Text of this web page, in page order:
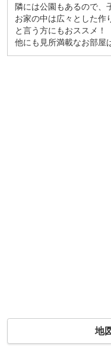
隣には公園もあるので、
お家の中は広々とした作
と言う方にもおススメ！
他にも見所満載なお部屋
地